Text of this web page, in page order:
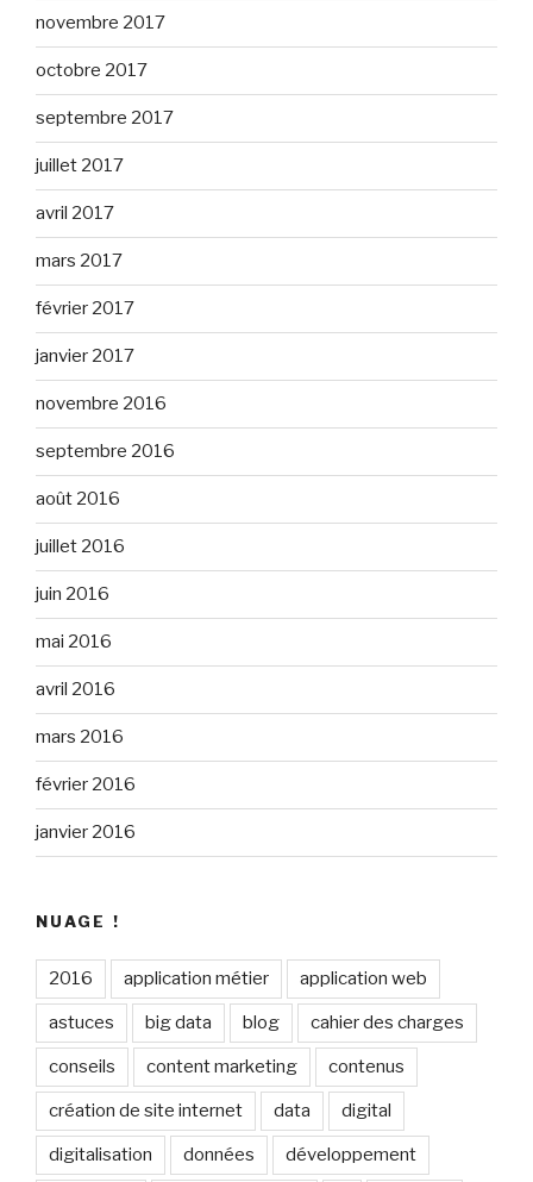
novembre 2017
octobre 2017
septembre 2017
juillet 2017
avril 2017
mars 2017
février 2017
janvier 2017
novembre 2016
septembre 2016
août 2016
juillet 2016
juin 2016
mai 2016
avril 2016
mars 2016
février 2016
janvier 2016
NUAGE !
2016 application métier application web
astuces big data blog cahier des charges
conseils content marketing contenus
création de site internet data digital
digitalisation données développement